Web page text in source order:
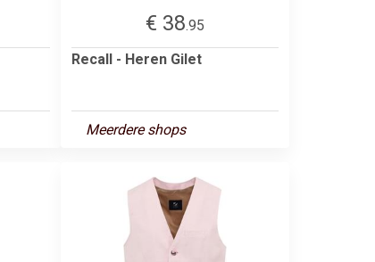
€ 38.95
Recall - Heren Gilet
Meerdere shops